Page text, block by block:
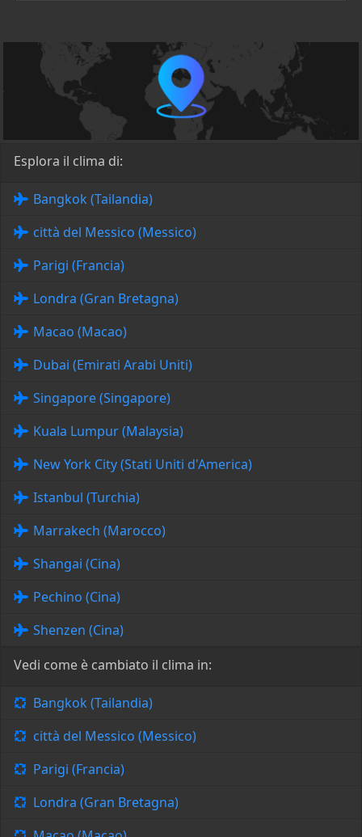
Esplora il clima di:
Bangkok (Tailandia)
città del Messico (Messico)
Parigi (Francia)
Londra (Gran Bretagna)
Macao (Macao)
Dubai (Emirati Arabi Uniti)
Singapore (Singapore)
Kuala Lumpur (Malaysia)
New York City (Stati Uniti d'America)
Istanbul (Turchia)
Marrakech (Marocco)
Shangai (Cina)
Pechino (Cina)
Shenzen (Cina)
Vedi come è cambiato il clima in:
Bangkok (Tailandia)
città del Messico (Messico)
Parigi (Francia)
Londra (Gran Bretagna)